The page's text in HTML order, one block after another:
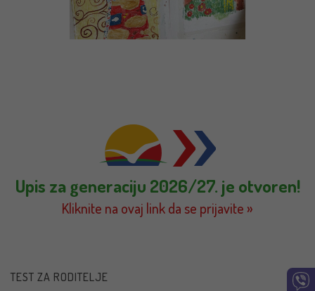
TEST ZA RODITELJE
Upis za generaciju 2026/27. je otvoren!
Kliknite na ovaj link da se prijavite »